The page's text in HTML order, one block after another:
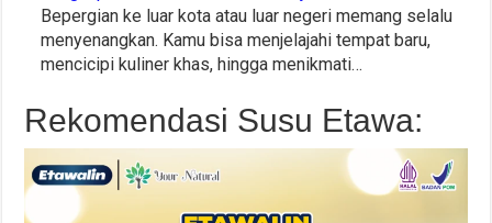
Bepergian ke luar kota atau luar negeri memang selalu
menyenangkan. Kamu bisa menjelajahi tempat baru,
mencicipi kuliner khas, hingga menikmati…
Rekomendasi Susu Etawa: